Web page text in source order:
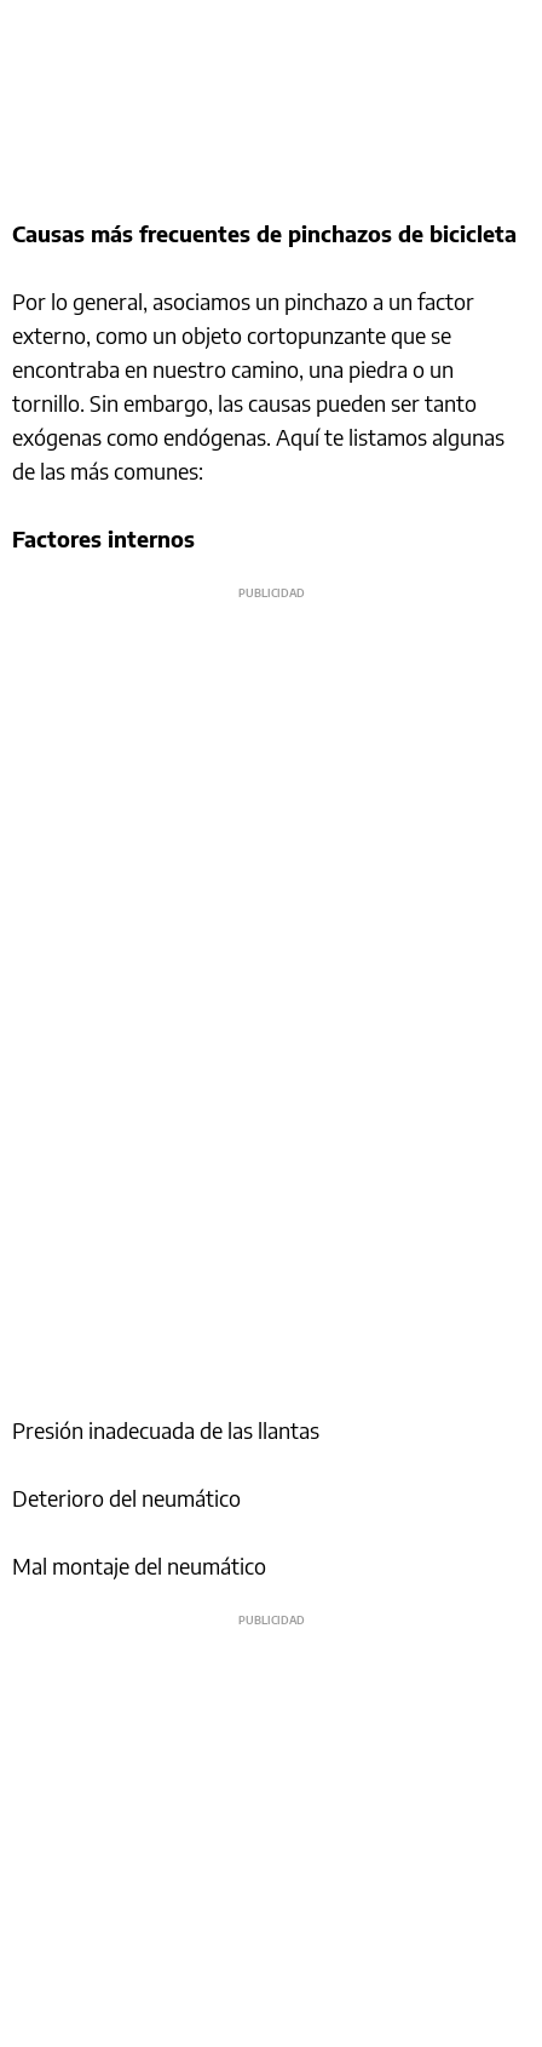
Causas más frecuentes de pinchazos de bicicleta
Por lo general, asociamos un pinchazo a un factor
externo, como un objeto cortopunzante que se
encontraba en nuestro camino, una piedra o un
tornillo. Sin embargo, las causas pueden ser tanto
exógenas como endógenas. Aquí te listamos algunas
de las más comunes:
Factores internos
Presión inadecuada de las llantas
Deterioro del neumático
Mal montaje del neumático